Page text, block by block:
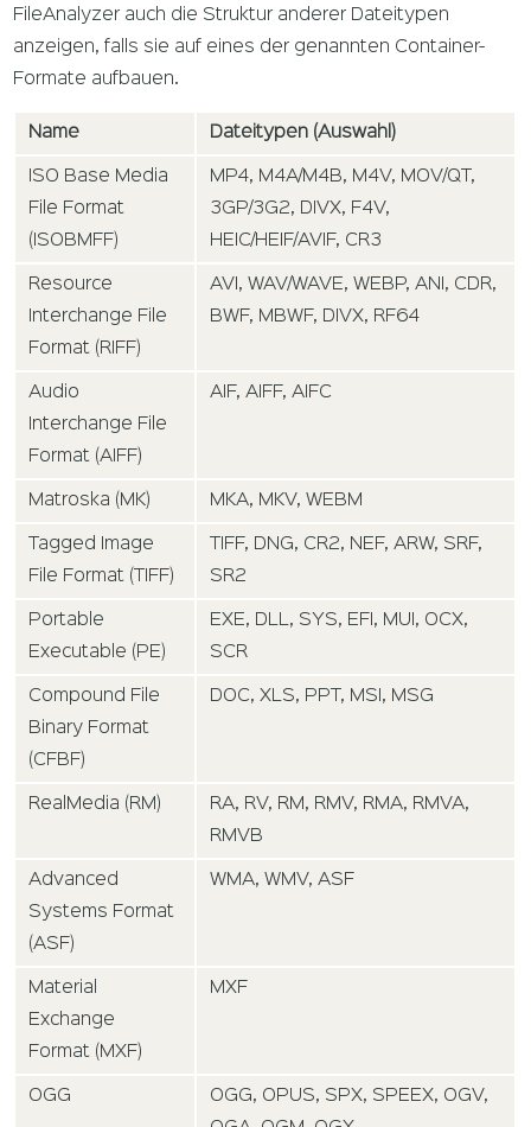
FileAnalyzer auch die Struktur anderer Dateitypen
anzeigen, falls sie auf eines der genannten Container-
Formate aufbauen.
Name Dateitypen (Auswahl)
ISO Base Media
File Format
(ISOBMFF)
MP4, M4A/M4B, M4V, MOV/QT,
3GP/3G2, DIVX, F4V,
HEIC/HEIF/AVIF, CR3
Resource
Interchange File
Format (RIFF)
AVI, WAV/WAVE, WEBP, ANI, CDR,
BWF, MBWF, DIVX, RF64
Audio
Interchange File
Format (AIFF)
AIF, AIFF, AIFC
Matroska (MK) MKA, MKV, WEBM
Tagged Image
File Format (TIFF)
TIFF, DNG, CR2, NEF, ARW, SRF,
SR2
Portable
Executable (PE)
EXE, DLL, SYS, EFI, MUI, OCX,
SCR
Compound File
Binary Format
(CFBF)
DOC, XLS, PPT, MSI, MSG
RealMedia (RM)
RA, RV, RM, RMV, RMA, RMVA,
RMVB
Advanced
Systems Format
(ASF)
WMA, WMV, ASF
Material
Exchange
Format (MXF)
MXF
OGG
OGG, OPUS, SPX, SPEEX, OGV,